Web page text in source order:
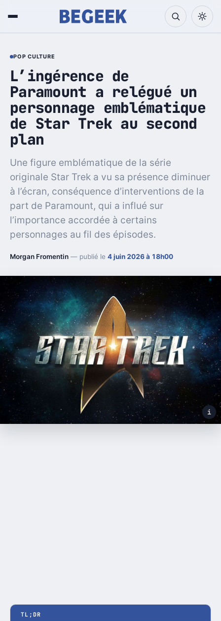
POP CULTURE
L’ingérence de
Paramount a relégué un
personnage emblématique
de Star Trek au second
plan
Une figure emblématique de la série
originale Star Trek a vu sa présence diminuer
à l’écran, conséquence d’interventions de la
part de Paramount, qui a influé sur
l’importance accordée à certains
personnages au fil des épisodes.
Morgan Fromentin — publié le 4 juin 2026 à 18h00
i
TL;DR